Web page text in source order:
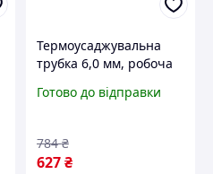
Термоусаджувальна
трубка 6,0 мм, робоча
C до + 125 ° C, чорна,
Готово до відправки
627₴
784 ₴